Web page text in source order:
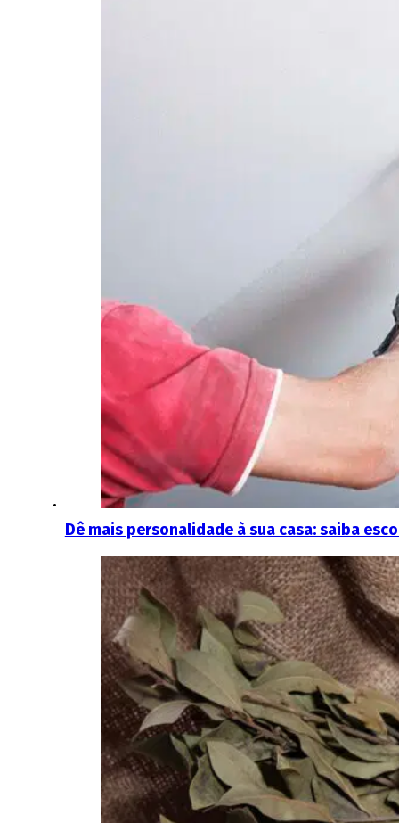
Dê mais personalidade à sua casa: saiba